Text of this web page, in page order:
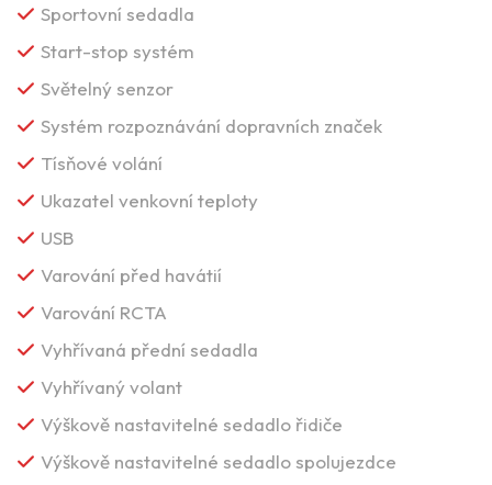
Sportovní sedadla
Start-stop systém
Světelný senzor
Systém rozpoznávání dopravních značek
Tísňové volání
Ukazatel venkovní teploty
USB
Varování před havátií
Varování RCTA
Vyhřívaná přední sedadla
Vyhřívaný volant
Výškově nastavitelné sedadlo řidiče
Výškově nastavitelné sedadlo spolujezdce